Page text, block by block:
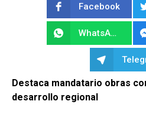
Facebook
WhatsApp
Destaca mandatario obras
desarrollo regional